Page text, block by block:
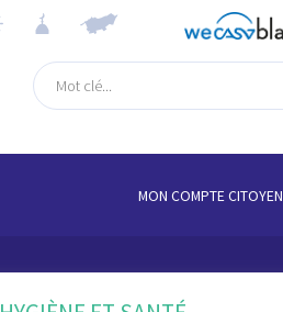
MON COMPTE CITOYEN